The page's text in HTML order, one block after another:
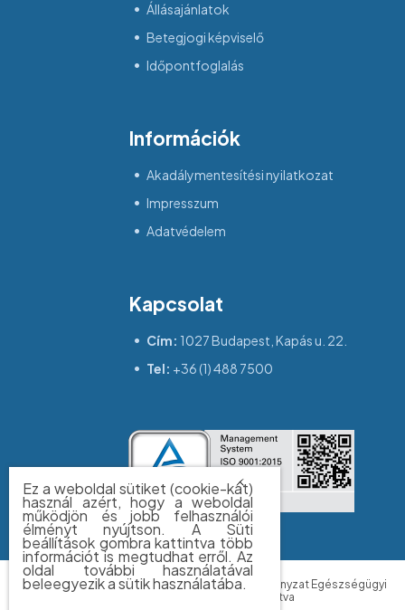
Állásajánlatok
Betegjogi képviselő
Időpontfoglalás
Információk
Akadálymentesítési nyilatkozat
Impresszum
Adatvédelem
Kapcsolat
Cím: 1027 Budapest, Kapás u. 22.
Tel: +36 (1) 488 7500
© 2026 BUDAPEST FŐVÁROS II. Kerületi Önkormányzat Egészségügyi
Szolgálata - Minden jog fenntartva
Ez a weboldal sütiket (cookie-kat)
használ azért, hogy a weboldal
működjön és jobb felhasználói
élményt nyújtson. A Süti
beállítások gombra kattintva több
információt is megtudhat erről. Az
oldal további használatával
beleegyezik a sütik használatába.